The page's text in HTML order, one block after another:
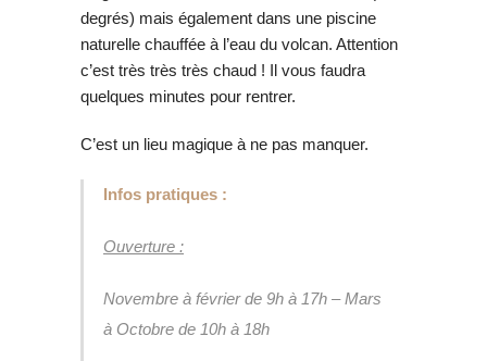
degrés) mais également dans une piscine
naturelle chauffée à l’eau du volcan. Attention
c’est très très très chaud ! Il vous faudra
quelques minutes pour rentrer.
C’est un lieu magique à ne pas manquer.
Infos pratiques :
Ouverture :
Novembre à février de 9h à 17h – Mars
à Octobre de 10h à 18h